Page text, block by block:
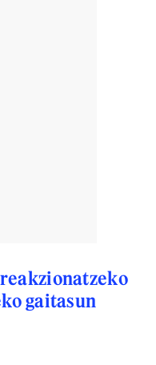
gaitasun